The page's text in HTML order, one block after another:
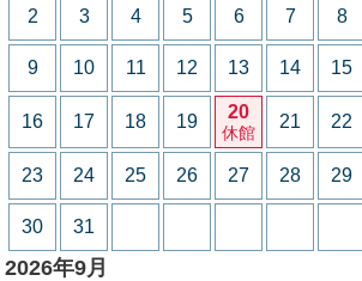
2 3 4 5 6 7 8
9 10 11 12 13 14 15
16 17 18 19 20
休館
21 22
23 24 25 26 27 28 29
30 31
2026年9月